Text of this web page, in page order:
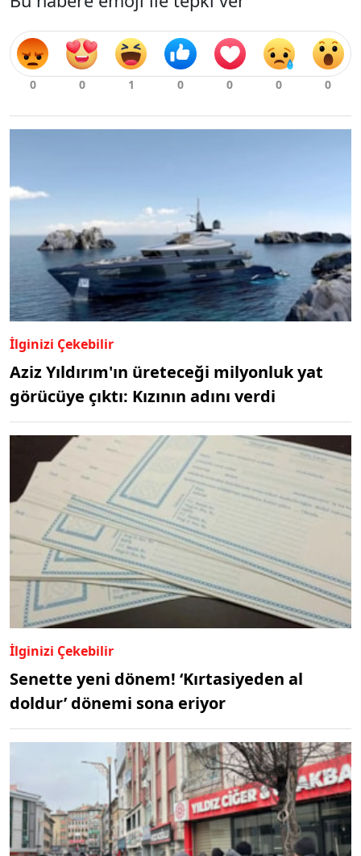
İlginizi Çekebilir
Aziz Yıldırım'ın üreteceği milyonluk yat
görücüye çıktı: Kızının adını verdi
İlginizi Çekebilir
Senette yeni dönem! ‘Kırtasiyeden al
doldur’ dönemi sona eriyor